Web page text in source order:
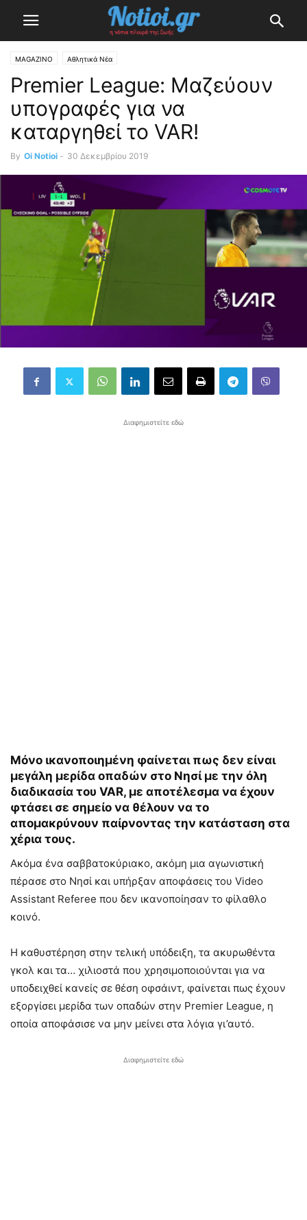
MAGAZINO Αθλητικά Νέα
Premier League: Μαζεύουν
υπογραφές για να
καταργηθεί το VAR!
By Oi Notioi - 30 Δεκεμβρίου 2019
Διαφημιστείτε εδώ
Μόνο ικανοποιημένη φαίνεται πως δεν είναι
μεγάλη μερίδα οπαδών στο Νησί με την όλη
διαδικασία του VAR, με αποτέλεσμα να έχουν
φτάσει σε σημείο να θέλουν να το
απομακρύνουν παίρνοντας την κατάσταση στα
χέρια τους.
Ακόμα ένα σαββατοκύριακο, ακόμη μια αγωνιστική
πέρασε στο Νησί και υπήρξαν αποφάσεις του Video
Assistant Referee που δεν ικανοποίησαν το φίλαθλο
κοινό.
Η καθυστέρηση στην τελική υπόδειξη, τα ακυρωθέντα
γκολ και τα… χιλιοστά που χρησιμοποιούνται για να
υποδειχθεί κανείς σε θέση οφσάιντ, φαίνεται πως έχουν
εξοργίσει μερίδα των οπαδών στην Premier League, η
οποία αποφάσισε να μην μείνει στα λόγια γι’αυτό.
Διαφημιστείτε εδώ